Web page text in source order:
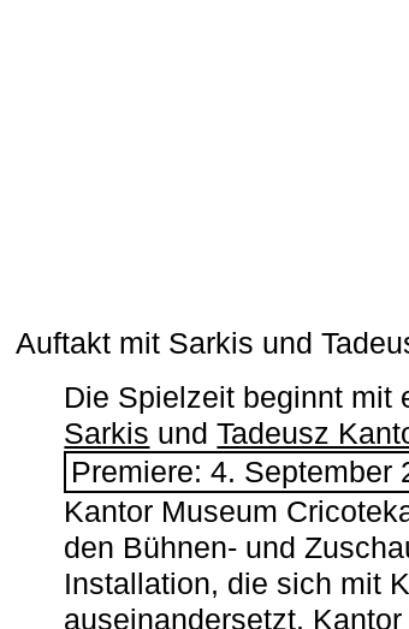
Auftakt mit Sarkis und
Die Spielzeit beginnt mit
Sarkis undTadeusz
Premiere: 4. September
Kantor Museum
den Bühnen- und
Installation, die sich mit
auseinandersetzt.